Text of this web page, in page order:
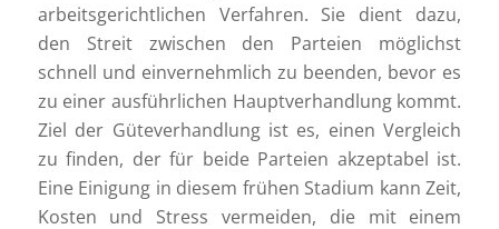
arbeitsgerichtlichen Verfahren. Sie dient dazu,
den Streit zwischen den Parteien möglichst
schnell und einvernehmlich zu beenden, bevor es
zu einer ausführlichen Hauptverhandlung kommt.
Ziel der Güteverhandlung ist es, einen Vergleich
zu finden, der für beide Parteien akzeptabel ist.
Eine Einigung in diesem frühen Stadium kann Zeit,
Kosten und Stress vermeiden, die mit einem